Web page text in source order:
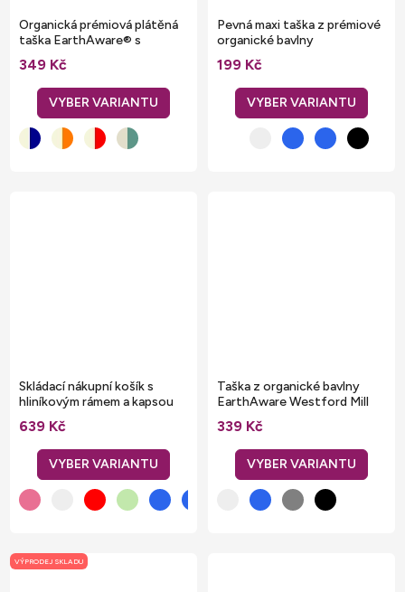
Organická prémiová plátěná
taška EarthAware® s
pruhovanými uchy
349 Kč
Pevná maxi taška z prémiové
organické bavlny
199 Kč
Skládací nákupní košík s
hliníkovým rámem a kapsou
639 Kč
Taška z organické bavlny
EarthAware Westford Mill
339 Kč
VÝPRODEJ SKLADU